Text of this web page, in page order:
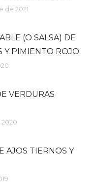
de 2021
(O SALSA) DE
Y PIMIENTO ROJO
VERDURAS
AJOS TIERNOS Y